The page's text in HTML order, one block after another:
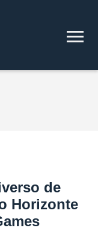
de
Horizonte